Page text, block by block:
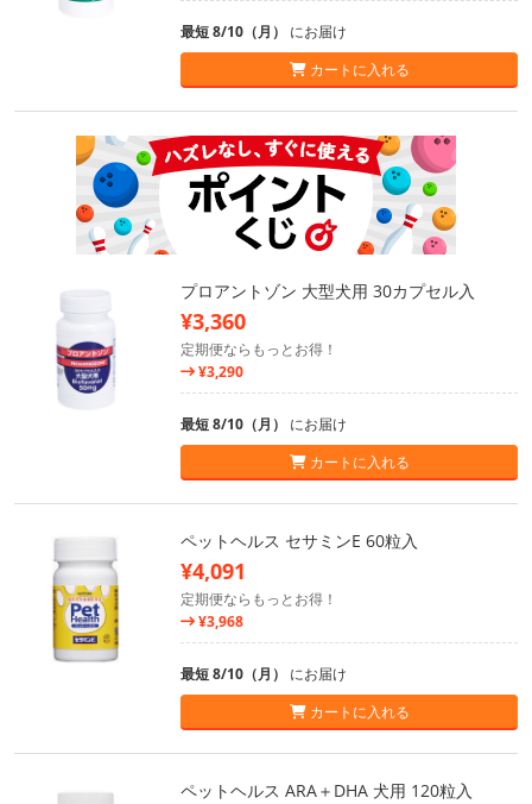
最短 8/10（月） にお届け
カートに入れる
プロアントゾン 大型犬用 30カプセル入
¥3,360
定期便ならもっとお得！
¥3,290
最短 8/10（月） にお届け
カートに入れる
ペットヘルス セサミンE 60粒入
¥4,091
定期便ならもっとお得！
¥3,968
最短 8/10（月） にお届け
カートに入れる
ペットヘルス ARA＋DHA 犬用 120粒入